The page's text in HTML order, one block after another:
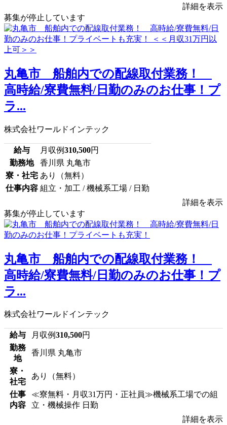
詳細を表示
募集が停止しています
丸亀市 船舶内での配線取付業務！
高時給/寮費無料/日勤のみのお仕事！プ
ラ...
株式会社ワールドインテック
給与 月収例310,500円
勤務地
香川県 丸亀市
寮・社宅 あり（無料）
仕事内容 組立・加工 / 機械系工場 / 日勤
詳細を表示
募集が停止しています
丸亀市 船舶内での配線取付業務！
高時給/寮費無料/日勤のみのお仕事！プ
ラ...
株式会社ワールドインテック
給与 月収例310,500円
勤務
地
香川県 丸亀市
寮・
社宅
あり（無料）
仕事
内容
≪寮無料・月収31万円・正社員≫機械系工場での組
立・機械操作 日勤
詳細を表示